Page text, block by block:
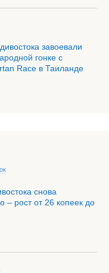
завоевали
гонке с
Race в Таиланде
снова
– рост от 26 копеек до